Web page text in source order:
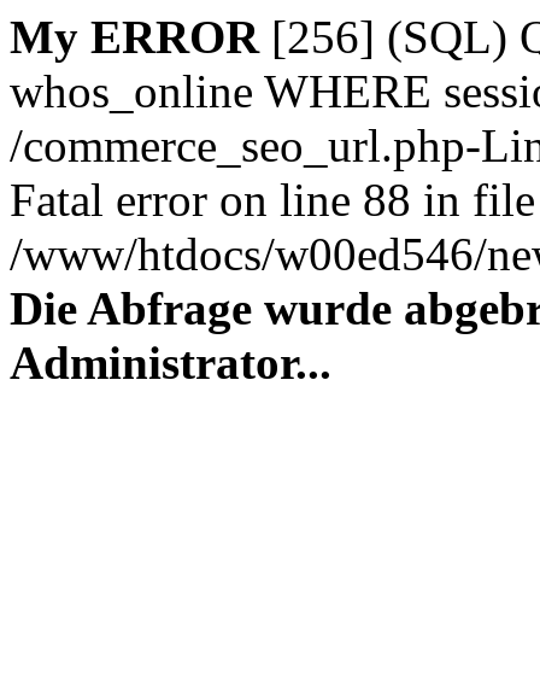
My ERROR[256] (SQL)
whos_online WHERE
/commerce_seo_url.php-
Fatal error on line 88 in file
/www/htdocs/w00ed546/
Die Abfrage wurde
Administrator...